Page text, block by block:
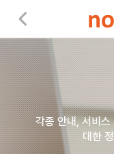
각종 안내, 서비
대한